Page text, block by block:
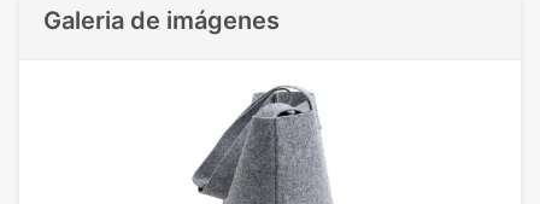
Galeria de imágenes